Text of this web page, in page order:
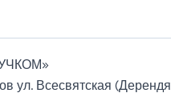
ул. Всесвятская